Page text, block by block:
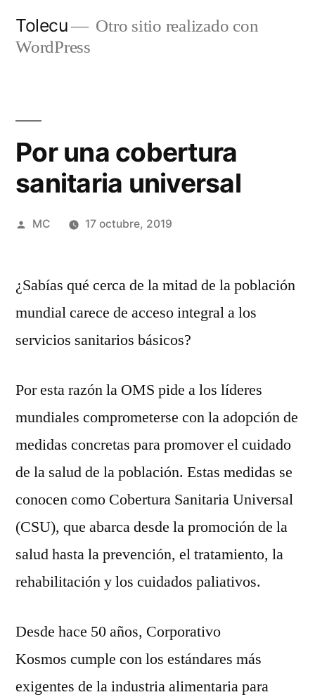
Tolecu
Otro sitio realizado con
WordPress
Por una cobertura
sanitaria universal
Publicado
MC 17 octubre, 2019
¿Sabías qué cerca de la mitad de la población
mundial carece de acceso integral a los
servicios sanitarios básicos?
Por esta razón la OMS pide a los líderes
mundiales comprometerse con la adopción de
medidas concretas para promover el cuidado
de la salud de la población. Estas medidas se
conocen como Cobertura Sanitaria Universal
(CSU), que abarca desde la promoción de la
salud hasta la prevención, el tratamiento, la
rehabilitación y los cuidados paliativos.
Desde hace 50 años, Corporativo
Kosmos cumple con los estándares más
exigentes de la industria alimentaria para